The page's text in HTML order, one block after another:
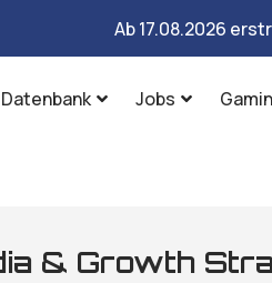
Ab 17.08.2026
Datenbank Jobs
& Growth